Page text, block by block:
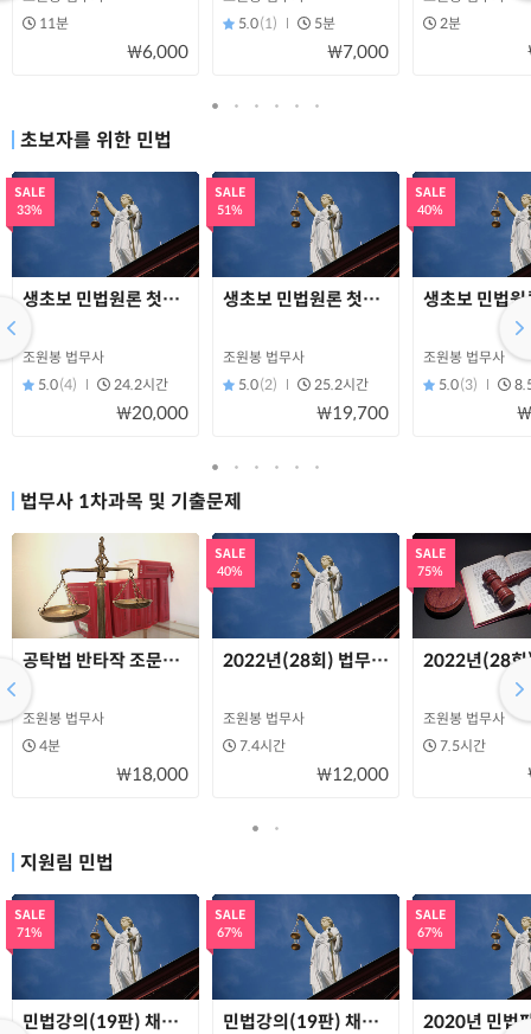
11분
₩6,000
5.0(1) 5분
₩7,000
2분
초보자를 위한 민법
SALE
33%
생초보 민법원론 첫회독 A(민법총칙)
조원봉 법무사
5.0(4) 24.2시간
₩20,000
SALE
51%
생초보 민법원론 첫회독 B(계약법)
조원봉 법무사
5.0(2) 25.2시간
₩19,700
SALE
40%
생초보 민법
조원봉 법무사
5.0(3)
법무사 1차과목 및 기출문제
공탁법 반타작 조문분석노트(읽기용)
조원봉 법무사
4분
₩18,000
SALE
40%
2022년(28회) 법무사1차 민법 기출풀이
조원봉 법무사
7.4시간
₩12,000
SALE
75%
2022년(28회
조원봉 법무사
7.5시간
지원림 민법
SALE
71%
민법강의(19판) 채권총론(이론+판례)
SALE
67%
민법강의(19판) 채권각론 A(이론+판례)
SALE
67%
2020년 민법